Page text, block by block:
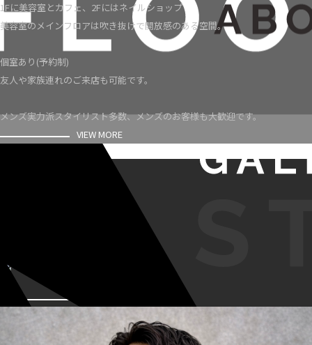
1Fに美容室とカフェ、2Fにはネイルショップ
美容室のメインフロアは吹き抜けで開放感のある空間。
個室あり(予約制)
友人や家族連れのご来店も可能です。
メンズ実力派スタイリスト多数、メンズのお客様も大歓迎です。
VIEW MORE